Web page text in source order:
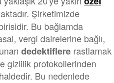
Şirketimizde
Bu bağlamda
vergi dairelerine bağlı,
dedektiflere rastlamak
gizlilik protokollerinden
Bu nedenlede